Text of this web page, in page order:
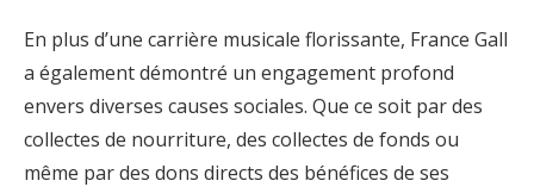
En plus d’une carrière musicale florissante, France Gall
a également démontré un engagement profond
envers diverses causes sociales. Que ce soit par des
collectes de nourriture, des collectes de fonds ou
même par des dons directs des bénéfices de ses